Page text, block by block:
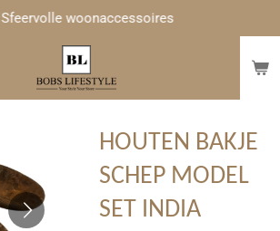
Sfeervolle woonaccessoires
HOUTEN BAKJE
SCHEP MODEL
SET INDIA